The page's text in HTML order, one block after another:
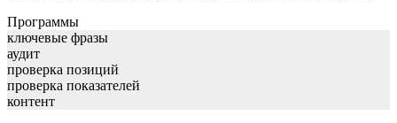
Программы
ключевые фразы
аудит
проверка позиций
проверка показателей
контент